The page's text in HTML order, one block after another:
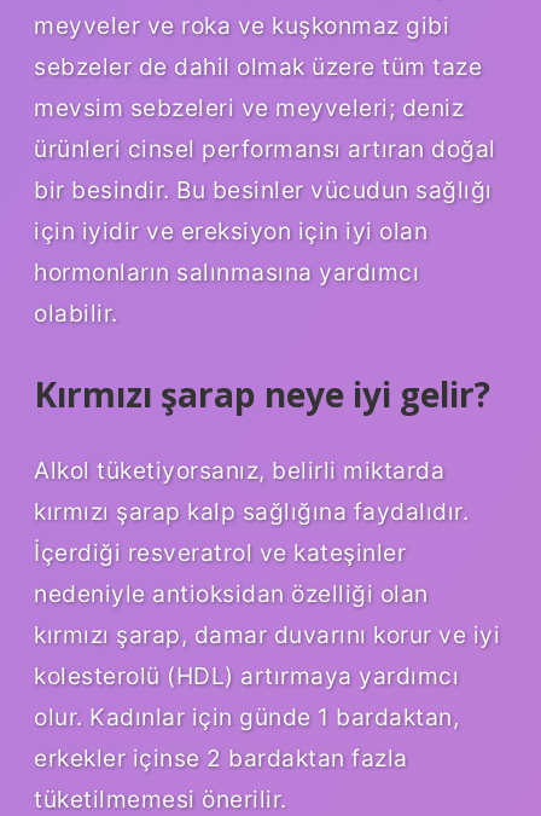
meyveler ve roka ve kuşkonmaz gibi
sebzeler de dahil olmak üzere tüm taze
mevsim sebzeleri ve meyveleri; deniz
ürünleri cinsel performansı artıran doğal
bir besindir. Bu besinler vücudun sağlığı
için iyidir ve ereksiyon için iyi olan
hormonların salınmasına yardımcı
olabilir.
Kırmızı şarap neye iyi gelir?
Alkol tüketiyorsanız, belirli miktarda
kırmızı şarap kalp sağlığına faydalıdır.
İçerdiği resveratrol ve kateşinler
nedeniyle antioksidan özelliği olan
kırmızı şarap, damar duvarını korur ve iyi
kolesterolü (HDL) artırmaya yardımcı
olur. Kadınlar için günde 1 bardaktan,
erkekler içinse 2 bardaktan fazla
tüketilmemesi önerilir.